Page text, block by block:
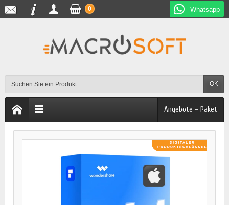
Whatsapp
OK
0
Angebote - Paket